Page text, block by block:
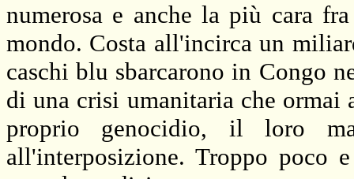
numerosa e anche la più cara
mondo. Costa all'incirca un
caschi blu sbarcarono in Congo
di una crisi umanitaria che ormai
proprio genocidio, il loro
all'interposizione. Troppo poco